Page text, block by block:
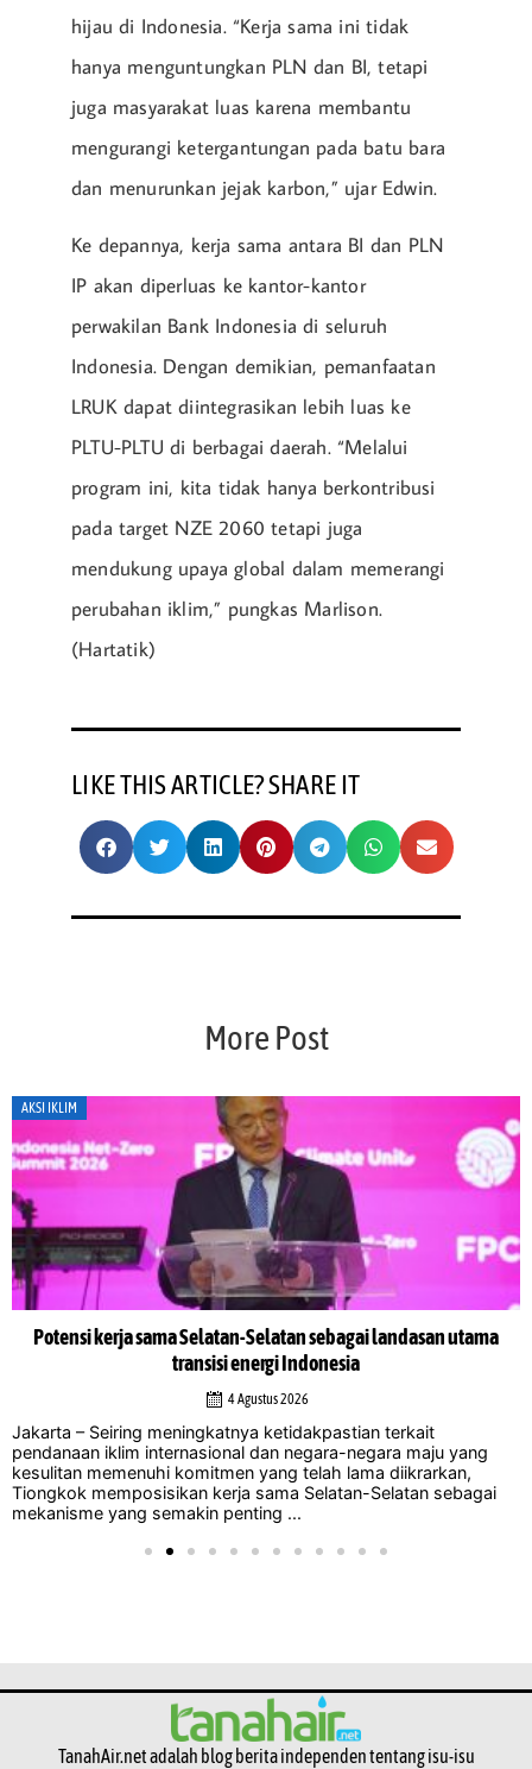
hijau di Indonesia. “Kerja sama ini tidak
hanya menguntungkan PLN dan BI, tetapi
juga masyarakat luas karena membantu
mengurangi ketergantungan pada batu bara
dan menurunkan jejak karbon,” ujar Edwin.
Ke depannya, kerja sama antara BI dan PLN
IP akan diperluas ke kantor-kantor
perwakilan Bank Indonesia di seluruh
Indonesia. Dengan demikian, pemanfaatan
LRUK dapat diintegrasikan lebih luas ke
PLTU-PLTU di berbagai daerah. “Melalui
program ini, kita tidak hanya berkontribusi
pada target NZE 2060 tetapi juga
mendukung upaya global dalam memerangi
perubahan iklim,” pungkas Marlison.
(Hartatik)
LIKE THIS ARTICLE? SHARE IT
More Post
AKSI IKLIM
Potensi kerja sama Selatan-Selatan sebagai landasan utama
transisi energi Indonesia
4 Agustus 2026
Jakarta – Seiring meningkatnya ketidakpastian terkait
pendanaan iklim internasional dan negara-negara maju yang
kesulitan memenuhi komitmen yang telah lama diikrarkan,
Tiongkok memposisikan kerja sama Selatan-Selatan sebagai
mekanisme yang semakin penting ...
TanahAir.net adalah blog berita independen tentang isu-isu